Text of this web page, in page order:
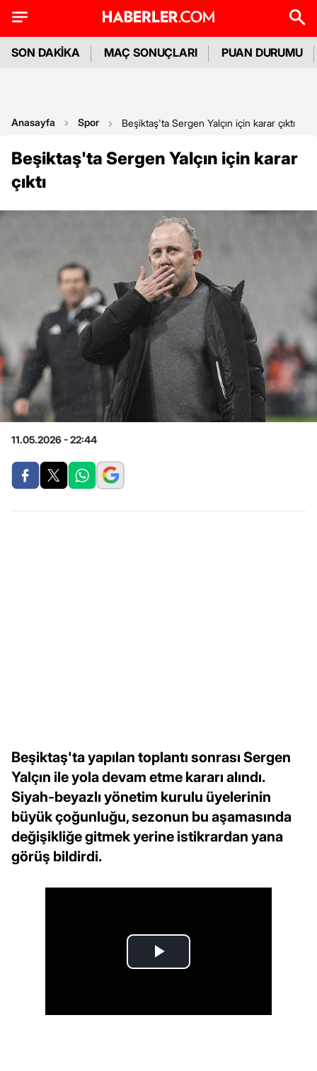
SON DAKİKA MAÇ SONUÇLARI PUAN DURUMU
Anasayfa Spor Beşiktaş'ta Sergen Yalçın için karar çıktı
Beşiktaş'ta Sergen Yalçın için karar
çıktı
11.05.2026 - 22:44
Beşiktaş'ta yapılan toplantı sonrası Sergen
Yalçın ile yola devam etme kararı alındı.
Siyah-beyazlı yönetim kurulu üyelerinin
büyük çoğunluğu, sezonun bu aşamasında
değişikliğe gitmek yerine istikrardan yana
görüş bildirdi.